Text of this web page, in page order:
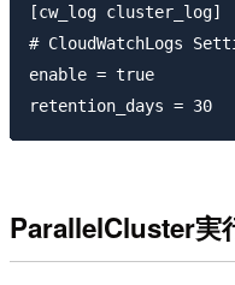
[cw_log cluster_log]
# CloudWatchLogs
enable = true
ParallelCluster実